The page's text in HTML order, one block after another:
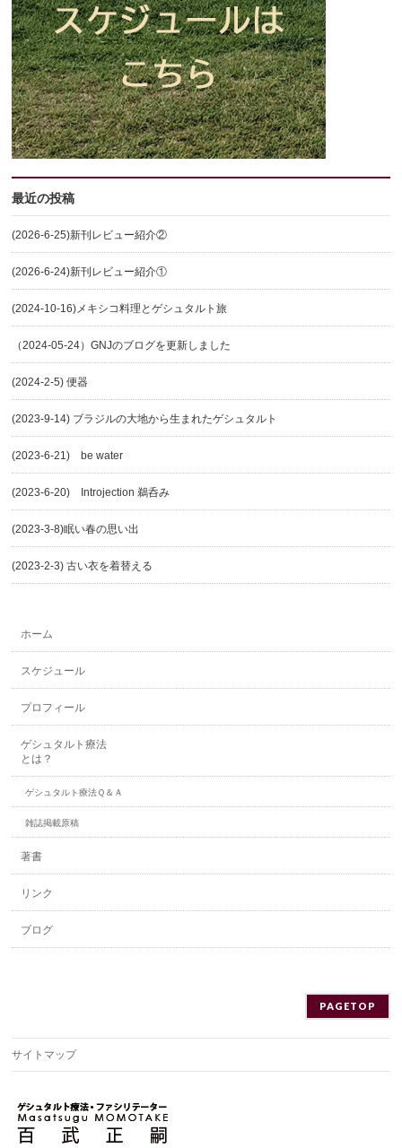
最近の投稿
(2026-6-25)新刊レビュー紹介②
(2026-6-24)新刊レビュー紹介①
(2024-10-16)メキシコ料理とゲシュタルト旅
（2024-05-24）GNJのブログを更新しました
(2024-2-5) 便器
(2023-9-14) ブラジルの大地から生まれたゲシュタルト
(2023-6-21) be water
(2023-6-20) Introjection 鵜呑み
(2023-3-8)眠い春の思い出
(2023-2-3) 古い衣を着替える
ホーム
スケジュール
プロフィール
ゲシュタルト療法
とは？
ゲシュタルト療法Ｑ＆Ａ
雑誌掲載原稿
著書
リンク
ブログ
PAGETOP
サイトマップ